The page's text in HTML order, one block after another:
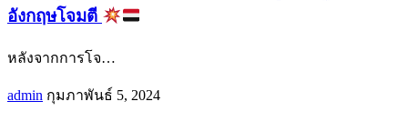
อังกฤษโจมตี
หลังจากการโจ…
admin กุมภาพันธ์ 5, 2024